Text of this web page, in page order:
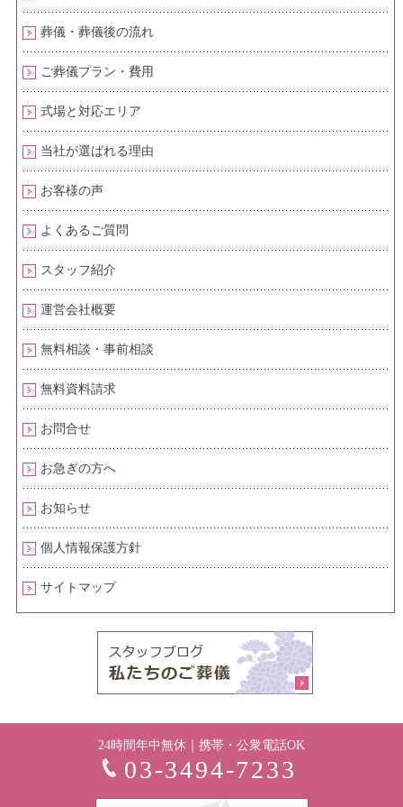
葬儀・葬儀後の流れ
ご葬儀プラン・費用
式場と対応エリア
当社が選ばれる理由
お客様の声
よくあるご質問
スタッフ紹介
運営会社概要
無料相談・事前相談
無料資料請求
お問合せ
お急ぎの方へ
お知らせ
個人情報保護方針
サイトマップ
24時間年中無休｜携帯・公衆電話OK
03-3494-7233